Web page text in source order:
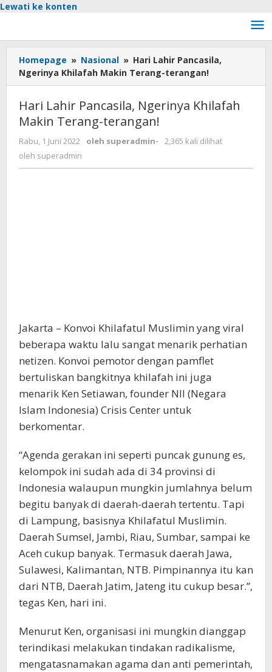
Lewati ke konten
Homepage » Nasional » Hari Lahir Pancasila,
Ngerinya Khilafah Makin Terang-terangan!
Hari Lahir Pancasila, Ngerinya Khilafah
Makin Terang-terangan!
Rabu, 1 Juni 2022 oleh superadmin-
2,365 kali dilihat
oleh superadmin
Jakarta – Konvoi Khilafatul Muslimin yang viral
beberapa waktu lalu sangat menarik perhatian
netizen. Konvoi pemotor dengan pamflet
bertuliskan bangkitnya khilafah ini juga
menarik Ken Setiawan, founder NII (Negara
Islam Indonesia) Crisis Center untuk
berkomentar.
“Agenda gerakan ini seperti puncak gunung es,
kelompok ini sudah ada di 34 provinsi di
Indonesia walaupun mungkin jumlahnya belum
begitu banyak di daerah-daerah tertentu. Tapi
di Lampung, basisnya Khilafatul Muslimin.
Daerah Sumsel, Jambi, Riau, Sumbar, sampai ke
Aceh cukup banyak. Termasuk daerah Jawa,
Sulawesi, Kalimantan, NTB. Pimpinannya itu kan
dari NTB, Daerah Jatim, Jateng itu cukup besar.”,
tegas Ken, hari ini.
Menurut Ken, organisasi ini mungkin dianggap
terindikasi melakukan tindakan radikalisme,
mengatasnamakan agama dan anti pemerintah,